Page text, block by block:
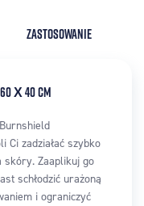
ZASTOSOWANIE
60 X 40 CM
Ci zadziałać szybko
skóry. Zaaplikuj go
schłodzić urażoną
i ograniczyć